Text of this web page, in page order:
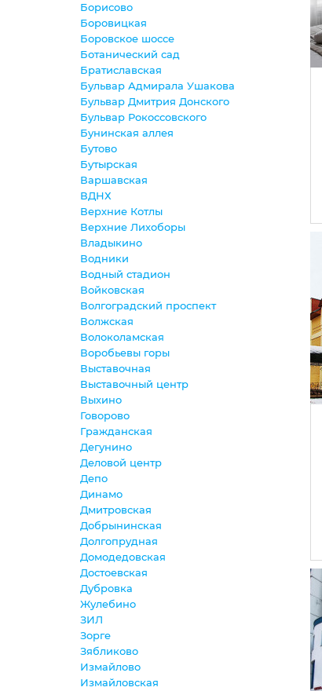
Борисово
Боровицкая
Боровское шоссе
Ботанический сад
Братиславская
Бульвар Адмирала Ушакова
Бульвар Дмитрия Донского
Бульвар Рокоссовского
Бунинская аллея
Бутово
Бутырская
Варшавская
ВДНХ
Верхние Котлы
Верхние Лихоборы
Владыкино
Водники
Водный стадион
Войковская
Волгоградский проспект
Волжская
Волоколамская
Воробьевы горы
Выставочная
Выставочный центр
Выхино
Говорово
Гражданская
Дегунино
Деловой центр
Депо
Динамо
Дмитровская
Добрынинская
Долгопрудная
Домодедовская
Достоевская
Дубровка
Жулебино
ЗИЛ
Зорге
Зябликово
Измайлово
Измайловская